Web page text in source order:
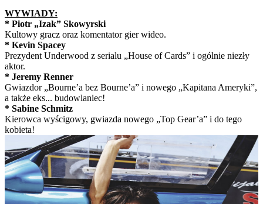
WYWIADY:
* Piotr „Izak” Skowyrski
Kultowy gracz oraz komentator gier wideo.
* Kevin Spacey
Prezydent Underwood z serialu „House of Cards” i ogólnie niezły
aktor.
* Jeremy Renner
Gwiazdor „Bourne’a bez Bourne’a” i nowego „Kapitana Ameryki”,
a także eks... budowlaniec!
* Sabine Schmitz
Kierowca wyścigowy, gwiazda nowego „Top Gear’a” i do tego
kobieta!